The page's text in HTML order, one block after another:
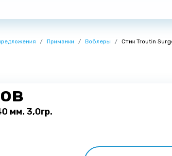
Приманки Воблеры Стик Troutin
мм. 3,0гр.